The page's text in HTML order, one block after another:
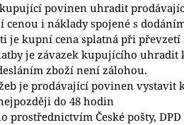
povinen uhradit
i náklady spojené s
je kupní cena splatná při
je závazek kupujícího
zboží není zálohou.
je prodávající povinen
do 48 hodin
České pošty,